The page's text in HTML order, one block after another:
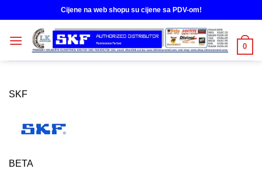
to
content
Cijene na web shopu su cijene sa PDV-om!
0
SKF
BETA